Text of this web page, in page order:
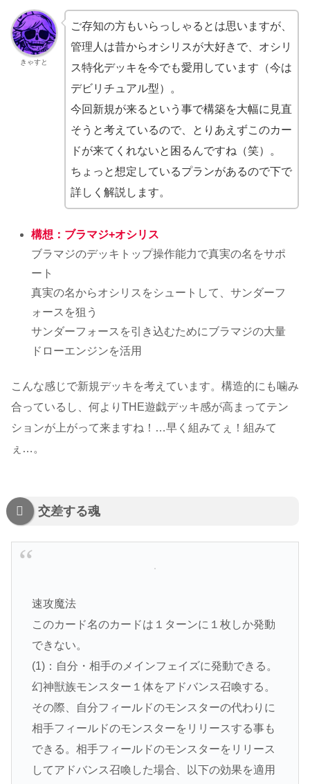
きゃすと
ご存知の方もいらっしゃるとは思いますが、
管理人は昔からオシリスが大好きで、オシリ
ス特化デッキを今でも愛用しています（今は
デビリチュアル型）。
今回新規が来るという事で構築を大幅に見直
そうと考えているので、とりあえずこのカー
ドが来てくれないと困るんですね（笑）。
ちょっと想定しているプランがあるので下で
詳しく解説します。
構想：ブラマジ+オシリス
ブラマジのデッキトップ操作能力で真実の名をサポ
ート
真実の名からオシリスをシュートして、サンダーフ
ォースを狙う
サンダーフォースを引き込むためにブラマジの大量
ドローエンジンを活用
こんな感じで新規デッキを考えています。構造的にも噛み
合っているし、何よりTHE遊戯デッキ感が高まってテン
ションが上がって来ますね！…早く組みてぇ！組みて
ぇ…。
交差する魂
速攻魔法
このカード名のカードは１ターンに１枚しか発動
できない。
(1)：自分・相手のメインフェイズに発動できる。
幻神獣族モンスター１体をアドバンス召喚する。
その際、自分フィールドのモンスターの代わりに
相手フィールドのモンスターをリリースする事も
できる。相手フィールドのモンスターをリリース
してアドバンス召喚した場合、以下の効果を適用